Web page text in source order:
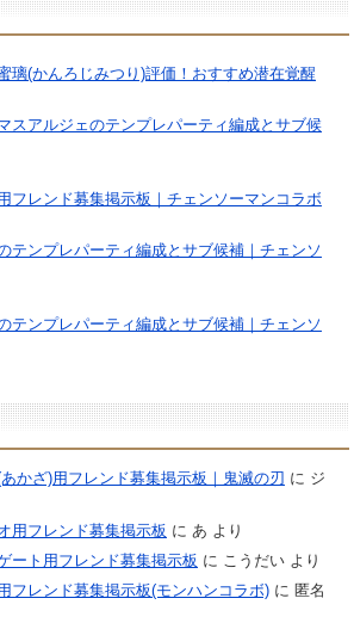
璃(かんろじみつり)評価！おすすめ潜在覚醒
スアルジェのテンプレパーティ編成とサブ候
フレンド募集掲示板｜チェンソーマンコラボ
テンプレパーティ編成とサブ候補｜チェンソ
テンプレパーティ編成とサブ候補｜チェンソ
あかざ)用フレンド募集掲示板｜鬼滅の刃 に ジ
用フレンド募集掲示板 に あ より
ート用フレンド募集掲示板 に こうだいより
フレンド募集掲示板(モンハンコラボ)に 匿名